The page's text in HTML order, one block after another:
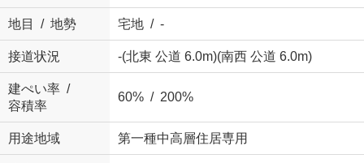
地目 / 地勢 宅地 / -
接道状況 -(北東 公道 6.0m)(南西 公道 6.0m)
建ぺい率 /
容積率
60% / 200%
用途地域 第一種中高層住居専用